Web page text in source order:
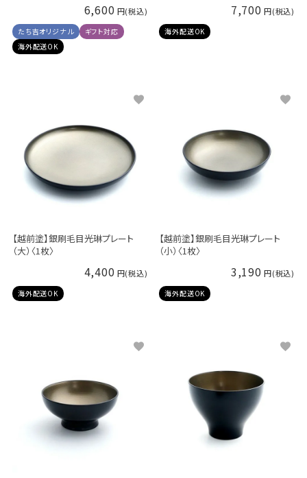
6,600
たち吉オリジナル
ギフト対応
海外配送OK
7,700
海外配送OK
【越前塗】銀刷毛目光琳プレート
（大）〈1枚〉
4,400
海外配送OK
【越前塗】銀刷毛目光琳プレート
（小）〈1枚〉
3,190
海外配送OK